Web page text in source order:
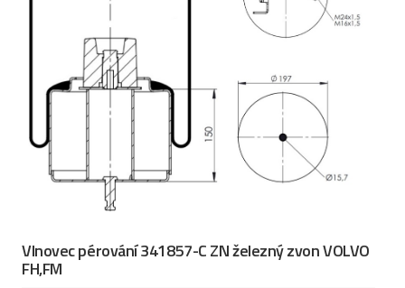
Vlnovec pérování 341857-C ZN železný zvon VOLVO
FH,FM